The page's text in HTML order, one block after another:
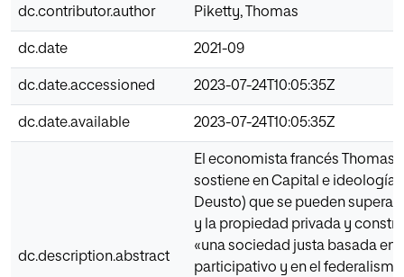
dc.contributor.author Piketty, Thomas
dc.date 2021-09
dc.date.accessioned 2023-07-24T10:05:35Z
dc.date.available 2023-07-24T10:05:35Z
dc.description.abstract
El economista francés Thomas
sostiene en Capital e ideología
Deusto) que se pueden
y la propiedad privada y
«una sociedad justa basada en
participativo y en el federalismo